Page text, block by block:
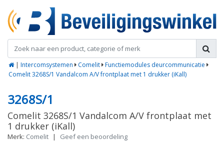
| Intercomsystemen Comelit Functiemodules deurcommunicatie
Comelit 3268S/1 Vandalcom A/V frontplaat met 1 drukker (iKall)
3268S/1
Comelit 3268S/1 Vandalcom A/V frontplaat met
1 drukker (iKall)
Merk: Comelit | Geef een beoordeling